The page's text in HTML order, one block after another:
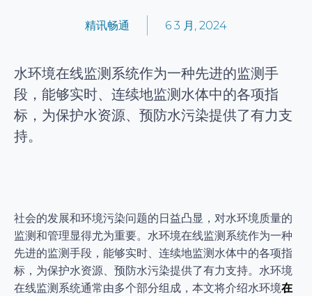
精讯畅通 6 3 月, 2024
水环境在线监测系统作为一种先进的监测手
段，能够实时、连续地监测水体中的各项指
标，为保护水资源、预防水污染提供了有力支
持。
社会的发展和环境污染问题的日益凸显，对水环境质量的
监测和管理显得尤为重要。水环境在线监测系统作为一种
先进的监测手段，能够实时、连续地监测水体中的各项指
标，为保护水资源、预防水污染提供了有力支持。水环境
在线监测系统通常由多个部分组成，本文将介绍水环境在